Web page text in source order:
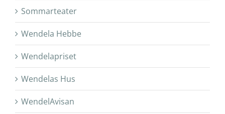
Sommarteater
Wendela Hebbe
Wendelapriset
Wendelas Hus
WendelAvisan